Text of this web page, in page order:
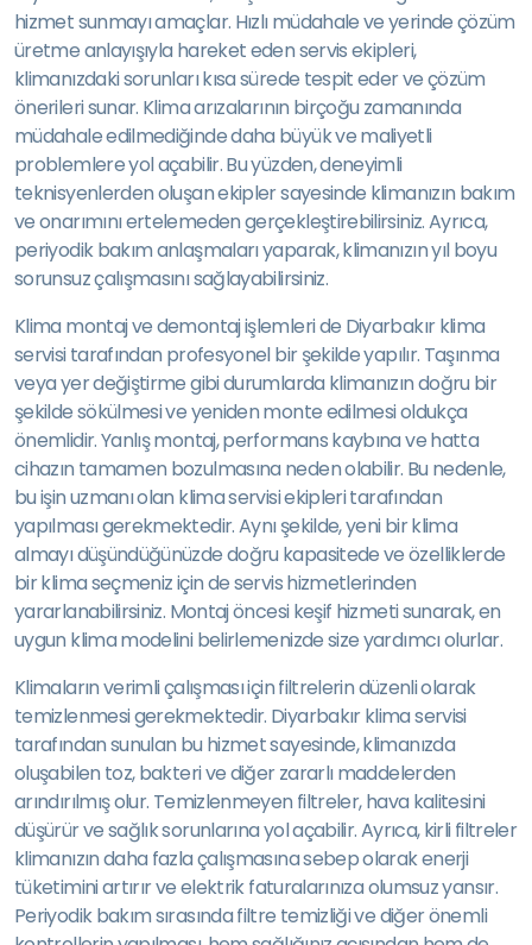
hizmet sunmayı amaçlar. Hızlı müdahale ve yerinde çözüm
üretme anlayışıyla hareket eden servis ekipleri,
klimanızdaki sorunları kısa sürede tespit eder ve çözüm
önerileri sunar. Klima arızalarının birçoğu zamanında
müdahale edilmediğinde daha büyük ve maliyetli
problemlere yol açabilir. Bu yüzden, deneyimli
teknisyenlerden oluşan ekipler sayesinde klimanızın bakım
ve onarımını ertelemeden gerçekleştirebilirsiniz. Ayrıca,
periyodik bakım anlaşmaları yaparak, klimanızın yıl boyu
sorunsuz çalışmasını sağlayabilirsiniz.
Klima montaj ve demontaj işlemleri de Diyarbakır klima
servisi tarafından profesyonel bir şekilde yapılır. Taşınma
veya yer değiştirme gibi durumlarda klimanızın doğru bir
şekilde sökülmesi ve yeniden monte edilmesi oldukça
önemlidir. Yanlış montaj, performans kaybına ve hatta
cihazın tamamen bozulmasına neden olabilir. Bu nedenle,
bu işin uzmanı olan klima servisi ekipleri tarafından
yapılması gerekmektedir. Aynı şekilde, yeni bir klima
almayı düşündüğünüzde doğru kapasitede ve özelliklerde
bir klima seçmeniz için de servis hizmetlerinden
yararlanabilirsiniz. Montaj öncesi keşif hizmeti sunarak, en
uygun klima modelini belirlemenizde size yardımcı olurlar.
Klimaların verimli çalışması için filtrelerin düzenli olarak
temizlenmesi gerekmektedir. Diyarbakır klima servisi
tarafından sunulan bu hizmet sayesinde, klimanızda
oluşabilen toz, bakteri ve diğer zararlı maddelerden
arındırılmış olur. Temizlenmeyen filtreler, hava kalitesini
düşürür ve sağlık sorunlarına yol açabilir. Ayrıca, kirli filtreler
klimanızın daha fazla çalışmasına sebep olarak enerji
tüketimini artırır ve elektrik faturalarınıza olumsuz yansır.
Periyodik bakım sırasında filtre temizliği ve diğer önemli